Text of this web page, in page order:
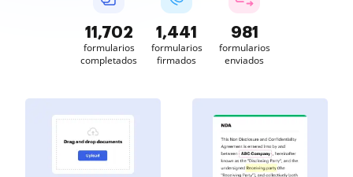
11,703
formularios
completados
1,441
formularios
firmados
981
formularios
enviados